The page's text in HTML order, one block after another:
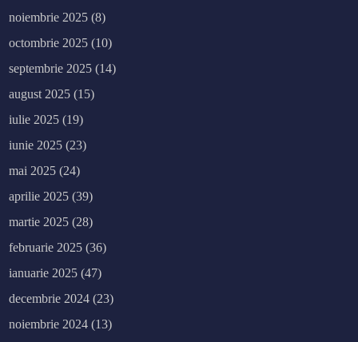
noiembrie 2025 (8)
octombrie 2025 (10)
septembrie 2025 (14)
august 2025 (15)
iulie 2025 (19)
iunie 2025 (23)
mai 2025 (24)
aprilie 2025 (39)
martie 2025 (28)
februarie 2025 (36)
ianuarie 2025 (47)
decembrie 2024 (23)
noiembrie 2024 (13)